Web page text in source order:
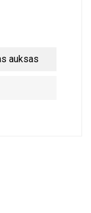
auksas